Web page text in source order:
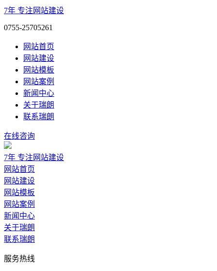
7年 专注网站建设
0755-25705261
网站首页
网站建设
网站模板
网站案例
新闻中心
关于瑞朗
联系瑞朗
在线咨询
7年 专注网站建设
网站首页
网站建设
网站模板
网站案例
新闻中心
关于瑞朗
联系瑞朗
服务热线